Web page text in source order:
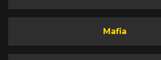
Mafia